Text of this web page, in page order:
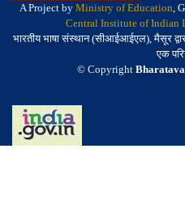
A Project by Ministry of Education,
Central Institute of Indian
भारतीय भाषा संस्थान (सीआईआईएल), मैसूर
एक
© Copyright